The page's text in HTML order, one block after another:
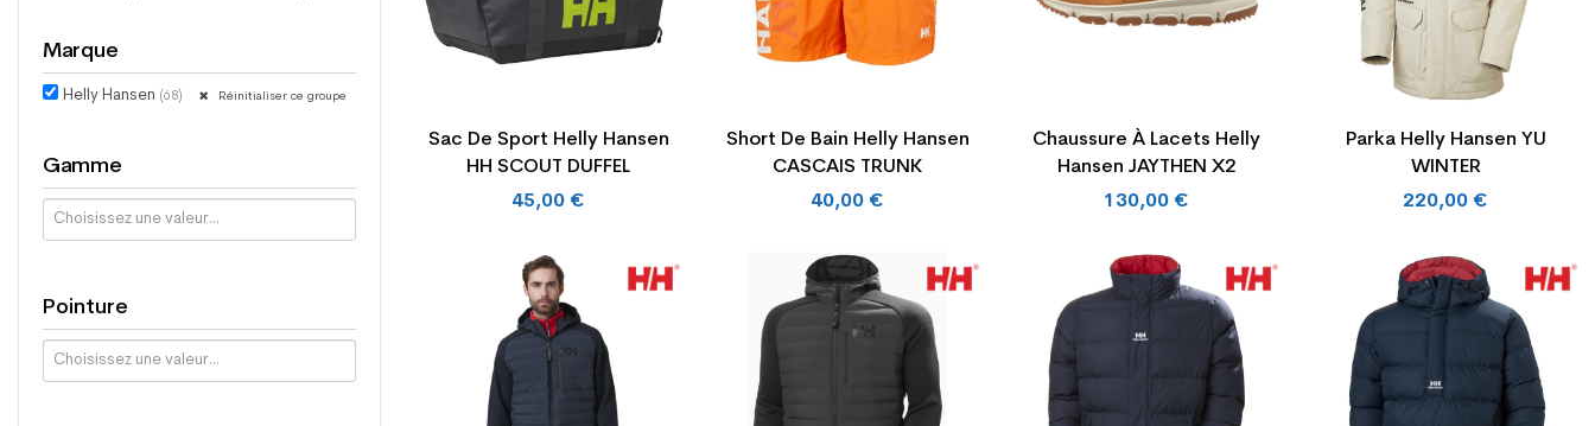
Marque
Helly Hansen (68) Réinitialiser ce groupe
Gamme
Pointure
Sac De Sport Helly Hansen
HH SCOUT DUFFEL
45,00 €
Short De Bain Helly Hansen
CASCAIS TRUNK
40,00 €
Chaussure À Lacets Helly
Hansen JAYTHEN X2
130,00 €
Parka Helly Hansen YU
WINTER
220,00 €